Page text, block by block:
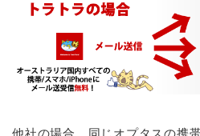
他社の場合、同じオプタスの携